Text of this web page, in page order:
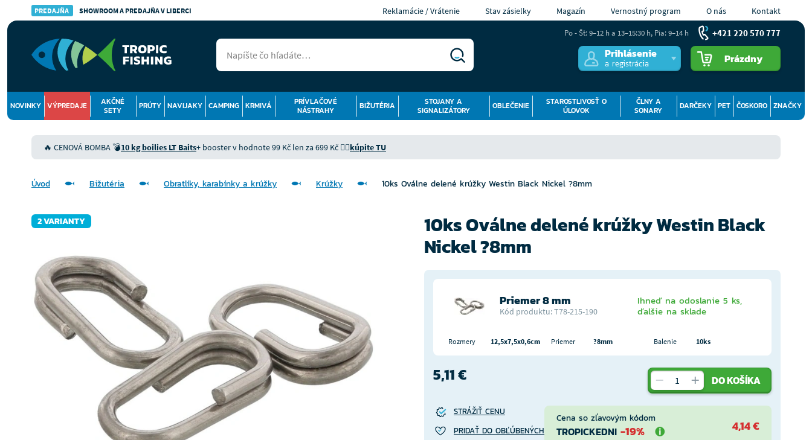
PREDAJŇA SHOWROOM A PREDAJŇA V LIBERCI Reklamácie / Vrátenie Stav zásielky Magazín Vernostný program O nás Kontakt
Prihlásenie
a registrácia Prázdny
NOVINKY VÝPREDAJE
AKČNÉ
SETY
PRÚTY NAVIJAKY CAMPING KRMIVÁ
PRÍVLAČOVÉ
NÁSTRAHY
BIŽUTÉRIA
STOJANY A
SIGNALIZÁTORY
OBLEČENIE
STAROSTLIVOSŤ O
ÚLOVOK
ČLNY A
SONARY
DARČEKY PET ČOSKORO ZNAČKY
Po - Št: 9–12 h a 13–15:30 h, Pia: 9–14 h +421 220 570 777
🔥 CENOVÁ BOMBA 💣10 kg boilies LT Baits+ booster v hodnote 99 Kč len za 699 Kč 👉🏻kúpite TU
Úvod Bižutéria Obratlíky, karabínky a krúžky Krúžky 10ks Oválne delené krúžky Westin Black Nickel ?8mm
2 VARIANTY
10ks Oválne delené krúžky Westin Black
Nickel ?8mm
Priemer 8 mm
Kód produktu: T78-215-190
Ihneď na odoslanie 5 ks,
ďalšie na sklade
Rozmery 12,5x7,5x0,6cm Priemer ?8mm Balenie 10ks
5,11 € DO KOŠÍKA
STRÁŽIŤ CENU
PRIDAŤ DO OBĽÚBENÝCH
Cena so zľavovým kódom
TROPICKEDNI -19% 4,14 €